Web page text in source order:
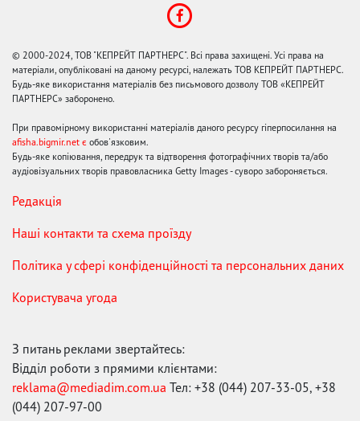
© 2000-2024, ТОВ "КЕПРЕЙТ ПАРТНЕРС". Всі права захищені. Усі права на
матеріали, опубліковані на даному ресурсі, належать ТОВ КЕПРЕЙТ ПАРТНЕРС.
Будь-яке використання матеріалів без письмового дозволу ТОВ «КЕПРЕЙТ
ПАРТНЕРС» заборонено.
При правомірному використанні матеріалів даного ресурсу гіперпосилання на
afisha.bigmir.net є обов'язковим.
Будь-яке копіювання, передрук та відтворення фотографічних творів та/або
аудіовізуальних творів правовласника Getty Images - суворо забороняється.
Редакція
Наші контакти та схема проїзду
Політика у сфері конфіденційності та персональних даних
Користувача угода
З питань реклами звертайтесь:
Відділ роботи з прямими клієнтами:
reklama@mediadim.com.ua Тел: +38 (044) 207-33-05, +38
(044) 207-97-00